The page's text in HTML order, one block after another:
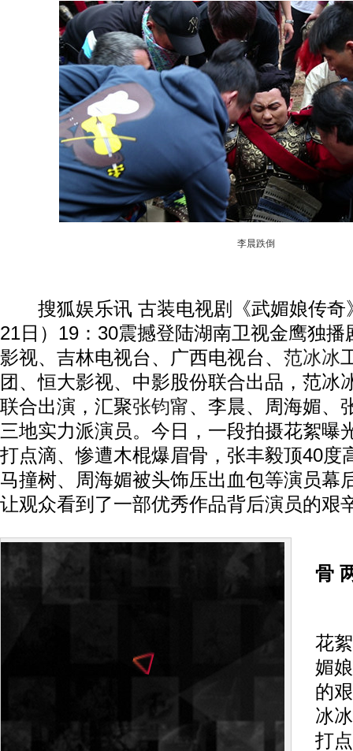
李晨跌倒
搜狐娱乐讯 古装电视剧《武媚娘传奇
21日）19：30震撼登陆湖南卫视金鹰独播
影视、吉林电视台、广西电视台、 范冰冰
团、恒大影视、中影股份联合出品，范冰
联合出演，汇聚张钧甯、李晨、周海媚、
三地实力派演员。今日，一段拍摄花絮曝
打点滴、惨遭木棍爆眉骨，张丰毅顶40度
马撞树、周海媚被头饰压出血包等演员幕
让观众看到了一部优秀作品背后演员的艰
骨
花
媚
的
冰
打